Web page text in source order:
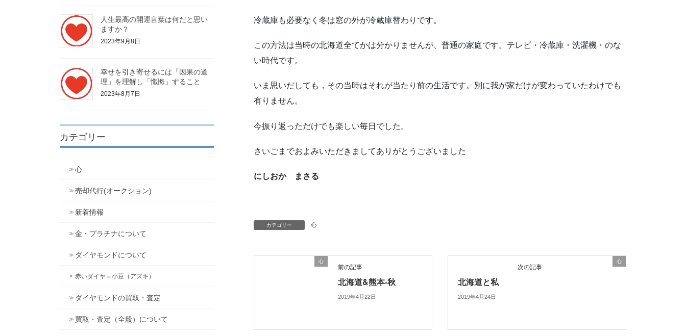
冷蔵庫も必要なく冬は窓の外が冷蔵庫替わりです。
この方法は当時の北海道全てかは分かりませんが、普通の家庭です。テレビ・冷蔵庫・洗濯機・のな
い時代です。
いま思いだしても，その当時はそれが当たり前の生活です。別に我が家だけが変わっていたわけでも
有りません。
今振り返っただけでも楽しい毎日でした。
さいごまでおよみいただきましてありがとうございました
にしおか まさる
カテゴリー 心
心
前の記事
北海道&熊本-秋
2019年4月22日
心
次の記事
北海道と私
2019年4月24日
人生最高の開運言葉は何だと思い
ますか？
2023年9月8日
幸せを引き寄せるには「因果の道
理」を理解し「懺悔」すること
2023年8月7日
カテゴリー
心
売却代行(オークション)
新着情報
金・プラチナについて
ダイヤモンドについて
赤いダイヤ＝小豆（アズキ）
ダイヤモンドの買取・査定
買取・査定（全般）について